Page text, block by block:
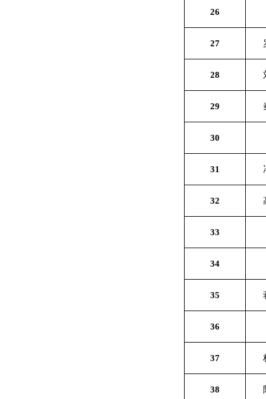
26
27
28
29
30
31
32
33
34
35
36
37
38